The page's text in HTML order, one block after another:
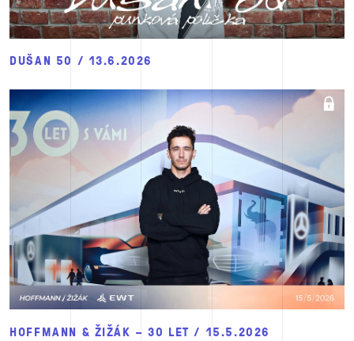
DUŠAN 50 / 13.6.2026
HOFFMANN & ŽIŽÁK – 30 LET / 15.5.2026